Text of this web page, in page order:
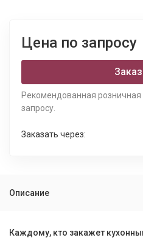
Цена по запросу
Рекомендованная
запросу.
Заказать через:
Описание
Каждому, кто закажет